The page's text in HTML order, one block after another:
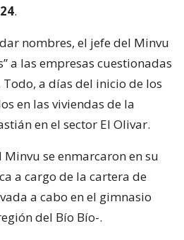
.
nombres, el jefe del Minvu
a las empresas cuestionadas
a días del inicio de los
en las viviendas de la
en el sector El Olivar.
se enmarcaron en su
a cargo de la cartera de
a cabo en el gimnasio
del Bío Bío-.